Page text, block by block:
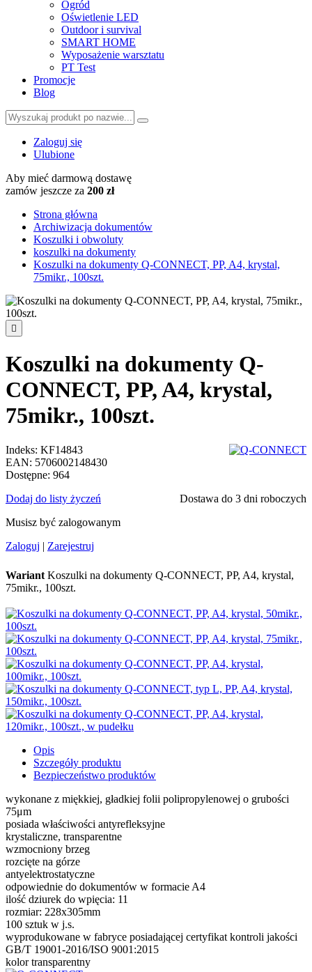
Ogród
Oświetlenie LED
Outdoor i survival
SMART HOME
Wyposażenie warsztatu
PT Test
Promocje
Blog
Zaloguj się
Ulubione
Aby mieć darmową dostawę
zamów jeszcze za 200 zł
Strona główna
Archiwizacja dokumentów
Koszulki i obwoluty
koszulki na dokumenty
Koszulki na dokumenty Q-CONNECT, PP, A4, krystal,
75mikr., 100szt.

Koszulki na dokumenty Q-
CONNECT, PP, A4, krystal,
75mikr., 100szt.
Indeks: KF14843
EAN: 5706002148430
Dostępne: 964
Dostawa do 3 dni roboczych
Dodaj do listy życzeń
Musisz być zalogowanym
Zaloguj | Zarejestruj
Wariant Koszulki na dokumenty Q-CONNECT, PP, A4, krystal,
75mikr., 100szt.
Opis
Szczegóły produktu
Bezpieczeństwo produktów
wykonane z miękkiej, gładkiej folii polipropylenowej o grubości
75μm
posiada właściwości antyrefleksyjne
krystaliczne, transparentne
wzmocniony brzeg
rozcięte na górze
antyelektrostatyczne
odpowiednie do dokumentów w formacie A4
ilość dziurek do wpięcia: 11
rozmiar: 228x305mm
100 sztuk w j.s.
wyprodukowane w fabryce posiadającej certyfikat kontroli jakości
GB/T 19001-2016/ISO 9001:2015
kolor transparentny